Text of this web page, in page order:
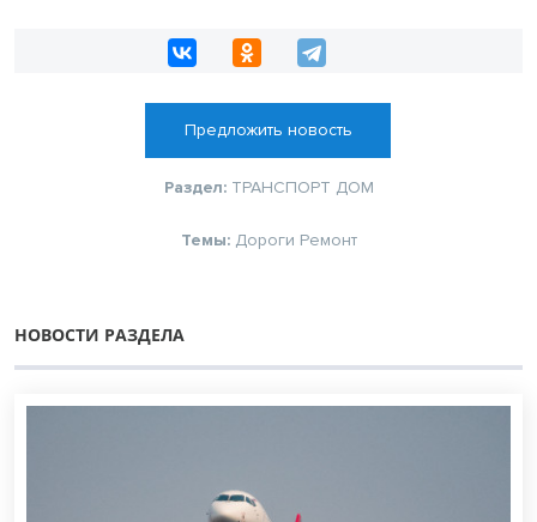
Предложить новость
Раздел: ТРАНСПОРТ ДОМ
Темы: Дороги Ремонт
НОВОСТИ РАЗДЕЛА